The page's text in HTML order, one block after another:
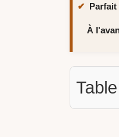
Parfait
À